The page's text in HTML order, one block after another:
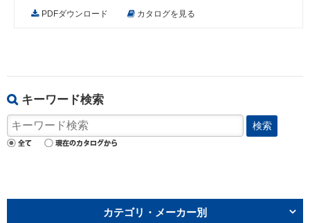
PDFダウンロード カタログを見る
キーワード検索
検索
カテゴリ・メーカー別